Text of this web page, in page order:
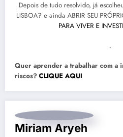
Depois de tudo resolvido, já
LISBOA? e ainda ABRIR SEU
PARA VIVER E
.
Quer aprender a trabalhar com a
riscos? CLIQUE AQUI
Miriam Aryeh